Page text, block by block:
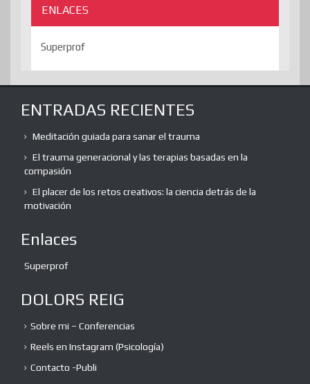
ENLACES
Superprof
ENTRADAS RECIENTES
Meditación guiada para sanar el trauma
El trauma generacional y las terapias basadas en la
compasión
El placer de los retos creativos: la ciencia detrás de la
motivación
Enlaces
Superprof
DOLORS REIG
Sobre mi – Conferencias
Reels en Instagram (Psicología)
Contacto -Publi